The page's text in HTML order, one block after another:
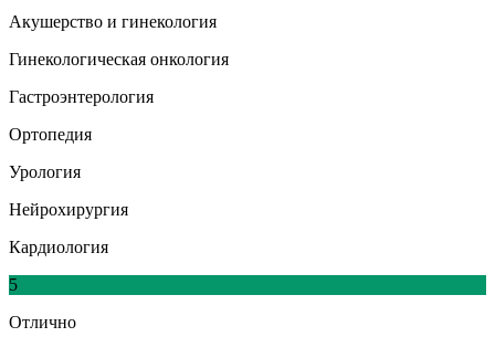
Акушерство и гинекология
Гинекологическая онкология
Гастроэнтерология
Ортопедия
Урология
Нейрохирургия
Кардиология
5
Отлично